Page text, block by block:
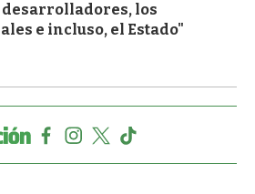
los
e incluso, el Estado"